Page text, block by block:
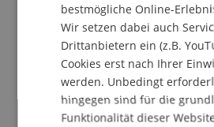
Dozierende/Dozierender:
Prof. Dr. Georg Rainer
School/Professur:
bestmögliche Online-
Wir setzen dabei auch
Drittanbietern ein (z.B.
Cookies erst nach Ihrer
werden. Unbedingt
hingegen sind für die
Funktionalität dieser